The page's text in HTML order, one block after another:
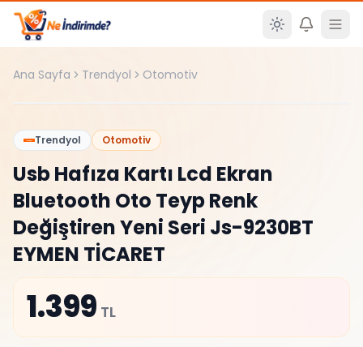
Ana içeriğe atla
Ana Sayfa Trendyol Otomotiv
%0
Trendyol Otomotiv
Usb Hafıza Kartı Lcd Ekran
Bluetooth Oto Teyp Renk
Değiştiren Yeni Seri Js-9230BT
EYMEN TİCARET
1.399 TL